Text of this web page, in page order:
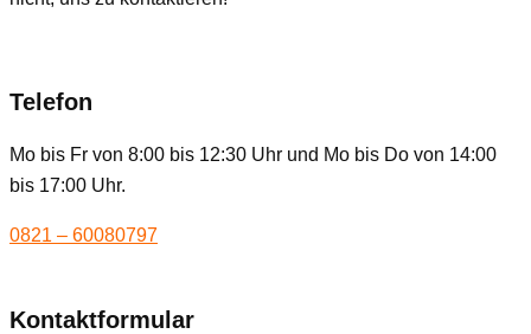
Telefon
Mo bis Fr von 8:00 bis 12:30 Uhr und Mo bis Do von 14:00
bis 17:00 Uhr.
0821 – 60080797
Kontaktformular